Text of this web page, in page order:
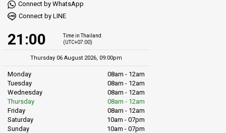
踊っているようです。
自体が世界であり、あなたが探検し、その続いている物語の一
部になるのを待っています。そこから短いフェリーの旅で、世
界的に有名な月光の祝祭で知られるパンガン島に行くことがで
きます。
サムイ島はしばしば旅行者の物語のスポットライトを浴びま
す。しかし、その隣の島々であるパンガン島とタオ島は影に隠
れています。それらは未踏の驚異の世界を提供します。
それらをタイ湾の無名の二重奏として考えてください。それぞ
Connect by WhatsApp
Connect by LINE
21:00
Time in Thailand
(UTC+07:00)
Thursday 06 August 2026, 09:00pm
Monday
08am - 12am
Tuesday
08am - 12am
Wednesday
08am - 12am
Thursday
08am - 12am
Friday
08am - 12am
Saturday
10am - 07pm
Sunday
10am - 07pm